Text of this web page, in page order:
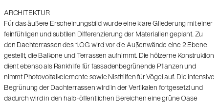
ARCHITEKTUR
Für das äußere Erscheinungsbild wurde eine klare Gliederung mit einer
feinfühligen und subtilen Differenzierung der Materialien geplant. Zu
den Dachterrassen des 1.OG wird vor die Außenwände eine 2.Ebene
gestellt, die Balkone und Terrassen aufnimmt. Die hölzerne Konstruktion
dient ebenso als Rankhilfe für fassadenbegrünende Pflanzen und
nimmt Photovoltaikelemente sowie Nisthilfen für Vögel auf. Die intensive
Begrünung der Dachterrassen wird in der Vertikalen fortgesetzt und
dadurch wird in den halb-öffentlichen Bereichen eine grüne Oase